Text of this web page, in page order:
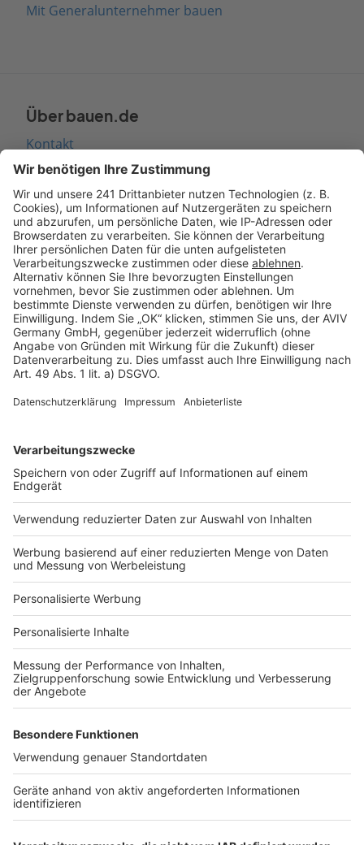
Mit Generalunternehmer bauen
Über bauen.de
Kontakt
Seitenaufbau
Barrierefreiheit
Cookie Einstellungen
Rechtliches
AGB-Übersicht
Datenschutz
Impressum
Services
Bauprojekt-Quiz
Häuser-Suche
Hausanbieter-Suche
Bauprojekt-Profil
Für Unternehmen
Ihre Baufirma auf bauen.de
Kostenloses Infogespräch